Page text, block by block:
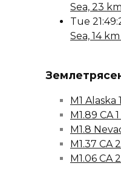
Sea, 23
Tue
Sea, 14
M1 Alaska
M1.89 CA
M1.8
M1.37 CA
M1.06 CA